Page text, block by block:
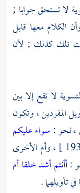
لا تستحق جوابا ;
الكلام معها قابل
تلك كذلك ; لأن
لا تقع إلا بين
المفردين ، وتكون
، نحو :سواء عليكم
[ الأعراف : 193 ] ، وأم الأخرى
:أأنتم أشد خلقا أم